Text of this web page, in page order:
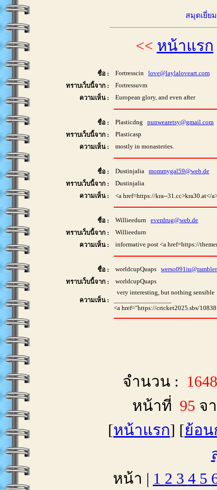
สมุดเยี่ย
<< หน้าแรก
ชื่อ : Fortresscin love@laylaloveart.com
ทราบเว็บนี้จาก :
Fortressuvm
ความเห็น :
European glory, and even after
ชื่อ : Plasticdng punwearetsy@gmail.com
ทราบเว็บนี้จาก :
Plasticasp
ความเห็น :
mostly in monasteries.
ชื่อ : Dustinjalia mommygal59@web.de
ทราบเว็บนี้จาก :
Dustinjalia
ความเห็น :
<a href=https://kra--31.cc>kra30.at</
ชื่อ : Willieedurn everdrug@web.de
ทราบเว็บนี้จาก :
Willieedurn
ความเห็น :
informative post <a href=https://
ชื่อ : worldcupQuaps
ทราบเว็บนี้จาก :
worldcupQuaps
ความเห็น :
very interesting, but nothing sensible
<a href="https://cricket2025.sbs/
จำนวน :
หน้าที่ 95 จ
[หน้าแรก] [ย้อ
หน้า | 1 2 3 4 5